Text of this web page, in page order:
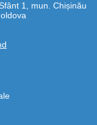
1, mun. Chișinău